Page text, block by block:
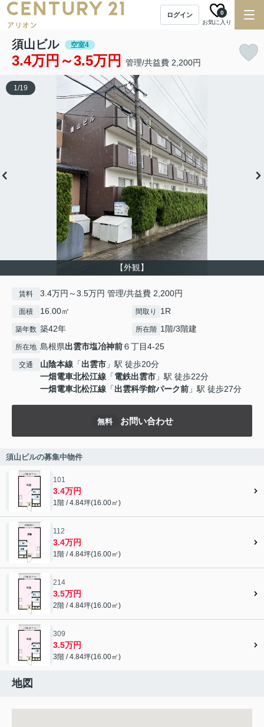
ログイン
お気に入り
0
須山ビル 空室4
3.4万円～3.5万円 管理/共益費 2,200円
【外観】
1/19
賃料 3.4万円～3.5万円 管理/共益費 2,200円
面積 16.00㎡ 間取り 1R
築年数 築42年 所在階 1階/3階建
所在地 島根県出雲市塩冶神前６丁目4-25
交通 山陰本線 「出雲市 」駅 徒歩20分
一畑電車北松江線 「電鉄出雲市 」駅 徒歩22分
一畑電車北松江線 「出雲科学館パーク前 」駅 徒歩27分
無料 お問い合わせ
須山ビルの募集中物件
101
3.4万円
1階 / 4.84坪(16.00㎡)
112
3.4万円
1階 / 4.84坪(16.00㎡)
214
3.5万円
2階 / 4.84坪(16.00㎡)
309
3.5万円
3階 / 4.84坪(16.00㎡)
地図